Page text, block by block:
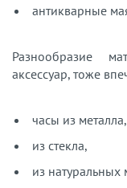
антикварные
Разнообразие
аксессуар, тоже
часы из металла,
из стекла,
из